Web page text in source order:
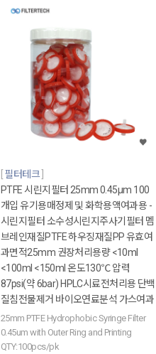
필터테크
PTFE 시린지필터 25mm 0.45μm 100
개입 유기용매정제 및 화학용액여과용 -
시린지필터 소수성시린지주사기필터 멤
브레인재질PTFE 하우징재질PP 유효여
과면적25mm 권장처리용량 <10ml
<100ml <150ml 온도130℃ 압력
87psi(약 6bar) HPLC시료전처리용 단백
질침전물제거 바이오연료분석 가스여과
25mm PTFE Hydrophobic Syringe Filter
0.45um with Outer Ring and Printing
QTY:100pcs/pk